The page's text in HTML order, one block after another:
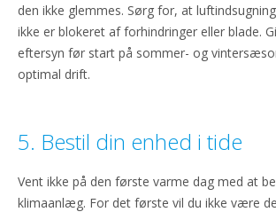
den ikke glemmes. Sørg for, at
ikke er blokeret af forhindringer eller blade.
eftersyn før start på sommer- og
optimal drift.
5. Bestil din enhed i tide
Vent ikke på den første varme dag med at
klimaanlæg. For det første vil du ikke være